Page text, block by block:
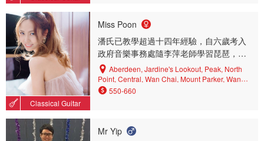
Classical Guitar
Miss Poon
潘氏已教學超過十四年經驗，自六歲考入
政府音樂事務處隨李萍老師學習琵琶，其
後師承劉蘭心女士，蔡曦雯小姐及何金金
女士學習鋼琴，考獲英國皇家音樂學院八
級鋼琴，及英國倫敦聖三一學院ATCL鋼琴
Aberdeen, Jardine's Lookout, Peak, North
Point, Central, Wan Chai, Mount Parker, Wan
Chai North, West Mid-levels, Wong Nai Chung,
550-660
Mr Yip